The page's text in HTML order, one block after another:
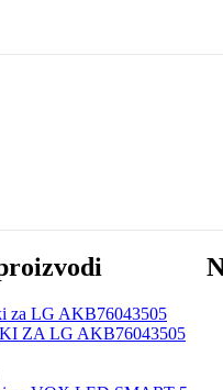
ZA LG AKB76043505